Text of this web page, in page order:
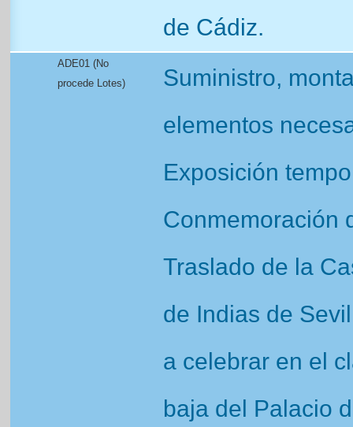
de Cádiz.
ADE01 (No
procede Lotes)
Suministro,
elementos
Exposición
Conmemoración
Traslado de la
de Indias de
a celebrar en el
baja del Palacio